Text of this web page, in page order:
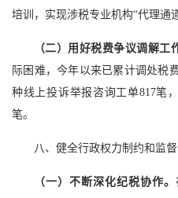
培训，实现涉税专业机构“代理通
（二）用好税费争议调解工
际困难，今年以来已累计调处税
种线上投诉举报咨询工单817笔
笔。
八、健全行政权力制约和监
（一）不断深化纪税协作。